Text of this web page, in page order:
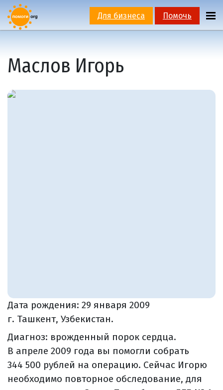
Для бизнеса Помочь
Маслов Игорь
Дата рождения: 29 января 2009
г. Ташкент, Узбекистан.
Диагноз: врожденный порок сердца.
В апреле 2009 года вы помогли собрать
344 500 рублей на операцию. Сейчас Игорю
необходимо повторное обследование, для